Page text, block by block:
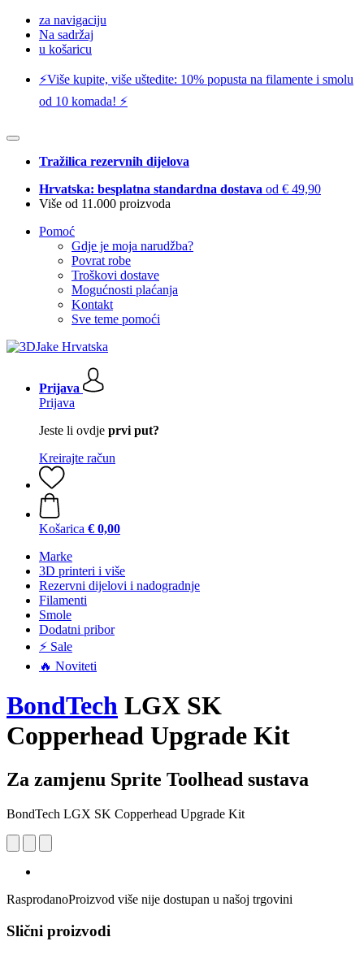
za navigaciju
Na sadržaj
u košaricu
⚡️Više kupite, više uštedite: 10% popusta na filamente i smolu
od 10 komada! ⚡️
Tražilica rezervnih dijelova
Hrvatska: besplatna standardna dostava od € 49,90
Više od 11.000 proizvoda
Pomoć
Gdje je moja narudžba?
Povrat robe
Troškovi dostave
Mogućnosti plaćanja
Kontakt
Sve teme pomoći
Prijava
Prijava
Jeste li ovdje prvi put?
Kreirajte račun
Košarica € 0,00
Marke
3D printeri i više
Rezervni dijelovi i nadogradnje
Filamenti
Smole
Dodatni pribor
⚡ Sale
🔥 Noviteti
BondTech LGX SK
Copperhead Upgrade Kit
Za zamjenu Sprite Toolhead sustava
BondTech LGX SK Copperhead Upgrade Kit
RasprodanoProizvod više nije dostupan u našoj trgovini
Slični proizvodi